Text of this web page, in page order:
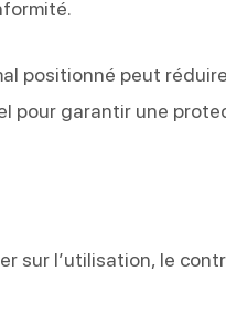
positionné peut
pour garantir une
sur l’utilisation, le